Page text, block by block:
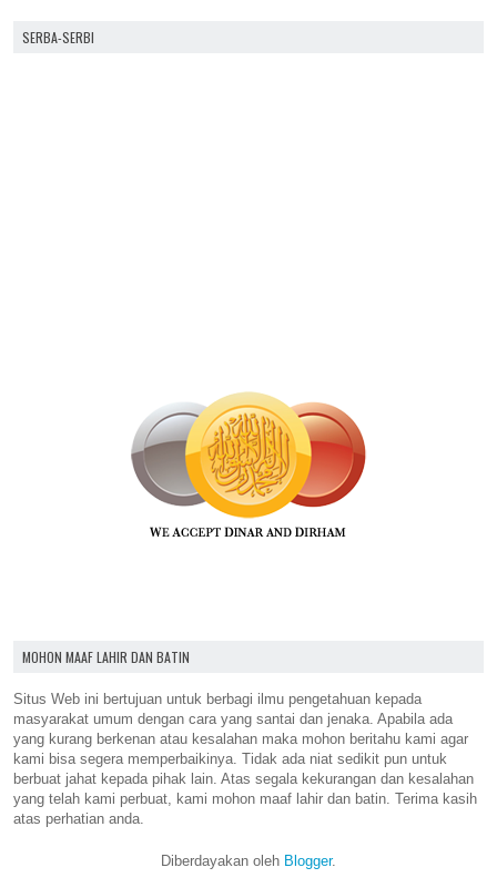
SERBA-SERBI
MOHON MAAF LAHIR DAN BATIN
Situs Web ini bertujuan untuk berbagi ilmu pengetahuan kepada
masyarakat umum dengan cara yang santai dan jenaka. Apabila ada
yang kurang berkenan atau kesalahan maka mohon beritahu kami agar
kami bisa segera memperbaikinya. Tidak ada niat sedikit pun untuk
berbuat jahat kepada pihak lain. Atas segala kekurangan dan kesalahan
yang telah kami perbuat, kami mohon maaf lahir dan batin. Terima kasih
atas perhatian anda.
Diberdayakan oleh Blogger.